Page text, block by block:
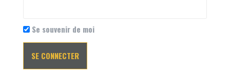
Se souvenir de moi